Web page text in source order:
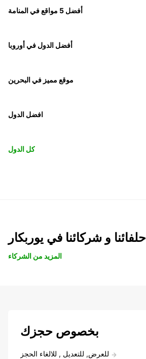
أفضل 5 مواقع في المنامة
أفضل الدول في أوروبا
موقع مميز في البحرين
افضل الدول
كل الدول
حلفائنا و شركائنا في يوربكار
المزيد من الشركاء
بخصوص حجزك
للعرض, للتعديل , للالغاء الحجز